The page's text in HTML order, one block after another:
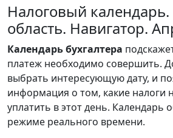
Налоговый календарь.
область. Навигатор.
Календарьбухгалтера
платеж необходимо совершить.
выбрать интересующую дату, и
информация о том, какие налоги
уплатить в этот день. Календарь
режиме реального времени.